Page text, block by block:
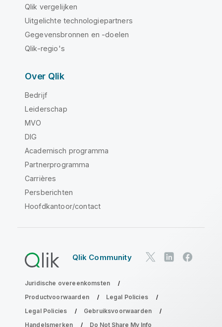
Qlik vergelijken
Uitgelichte technologiepartners
Gegevensbronnen en -doelen
Qlik-regio's
Over Qlik
Bedrijf
Leiderschap
MVO
DIG
Academisch programma
Partnerprogramma
Carrières
Persberichten
Hoofdkantoor/contact
Qlik Community
Juridische overeenkomsten
Productvoorwaarden
Legal Policies
Legal Policies
Gebruiksvoorwaarden
Handelsmerken
Do Not Share My Info